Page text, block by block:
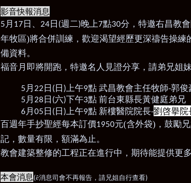
影音快報消息
5 月 17 日、 24日 (週二)晚上7點30分 ，特邀右昌教
年牧區)將合併訓練，歡迎渴望經歷更深禱告操
備資料。
福音月即將開跑， 特邀名人見證分享，請弟兄姐
5 月 22 日 (日 )上午9點 武昌教會主任牧師-郭俊
5 月 28 日 (六)下午3點 前台東縣長黃健庭弟兄
6 月 05 日 (日 )上午9點 新樓醫院院長-劉啓擧院
百週年手抄聖經每本訂價1950元(含外袋)，鼓勵
記，數量有限，額滿為止。
教會建築整修的工程正在進行中，期待能提供更
本會消息(ê消息司會不再報告，請兄姐自行查看)